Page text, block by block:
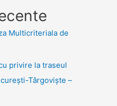
Multicriteriala de
privire la traseul
Târgoviște –